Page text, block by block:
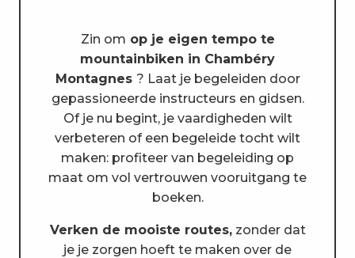
Zin om op je eigen tempo te
mountainbiken in Chambéry
Montagnes ? Laat je begeleiden door
gepassioneerde instructeurs en gidsen.
Of je nu begint, je vaardigheden wilt
verbeteren of een begeleide tocht wilt
maken: profiteer van begeleiding op
maat om vol vertrouwen vooruitgang te
boeken.
Verken de mooiste routes,zonder dat
je je zorgen hoeft te maken over de